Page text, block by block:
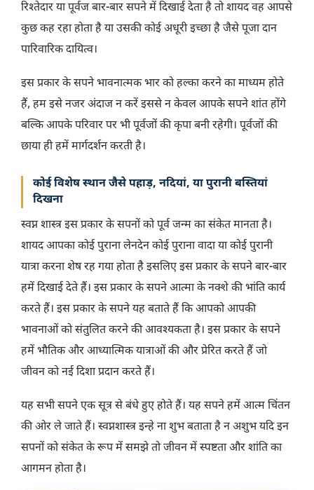
रिश्तेदार या पूर्वज बार-बार सपने में दिखाई देता है तो शायद वह आपसे
कुछ कह रहा होता है या उसकी कोई अधूरी इच्छा है जैसे पूजा दान
पारिवारिक दायित्व।
इस प्रकार के सपने भावनात्मक भार को हल्का करने का माध्यम होते
हैं, हम इसे नजर अंदाज न करें इससे न केवल आपके सपने शांत होंगे
बल्कि आपके परिवार पर भी पूर्वजों की कृपा बनी रहेगी। पूर्वजों की
छाया ही हमें मार्गदर्शन करती है।
कोई विशेष स्थान जैसे पहाड़, नदियां, या पुरानी बस्तियां
दिखना
स्वप्न शास्त्र इस प्रकार के सपनों को पूर्व जन्म का संकेत मानता है।
शायद आपका कोई पुराना लेनदेन कोई पुराना वादा या कोई पुरानी
यात्रा करना शेष रह गया होता है इसलिए इस प्रकार के सपने बार-बार
हमें दिखाई देते हैं। इस प्रकार के सपने आत्मा के नक्शे की भांति कार्य
करते हैं। इस प्रकार के सपने यह बताते हैं कि आपको आपकी
भावनाओं को संतुलित करने की आवश्यकता है। इस प्रकार के सपने
हमें भौतिक और आध्यात्मिक यात्राओं की और प्रेरित करते हैं जो
जीवन को नई दिशा प्रदान करते हैं।
यह सभी सपने एक सूत्र से बंधे हुए होते हैं। यह सपने हमें आत्म चिंतन
की ओर ले जाते हैं। स्वप्नशास्त्र इन्हे ना शुभ बताता है न अशुभ यदि इन
सपनों को संकेत के रूप में समझे तो जीवन में स्पष्टता और शांति का
आगमन होता है।